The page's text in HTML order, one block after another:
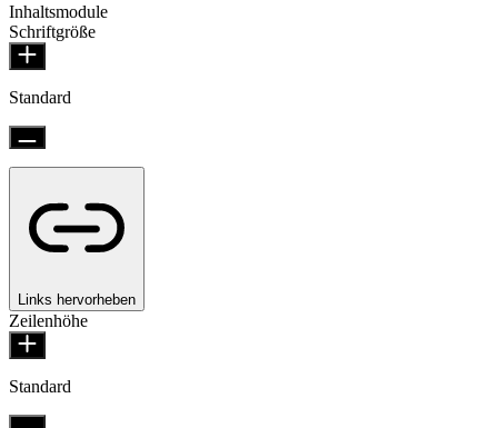
Inhaltsmodule
Schriftgröße
Standard
Links hervorheben
Zeilenhöhe
Standard